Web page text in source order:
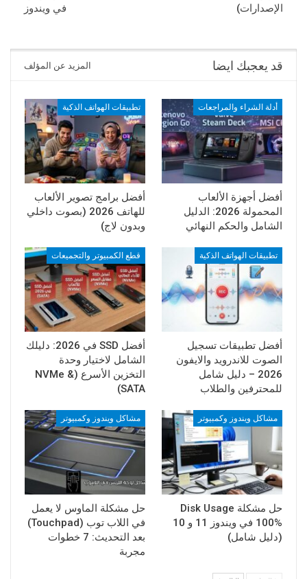
الشامل والحكم النهائي
تطبيقات الهواتف الذكية
أفضل تطبيقات تسجيل
الصوت للاندرويد والايفون
2026 – دليل شامل
للمحترفين والطلاب
قطع الكمبيوتر والتجميعات
أفضل SSD في 2026: دليلك
الشامل لاختيار وحدة
التخزين الأسرع (NVMe &
SATA)
مشاكل ويندوز وكمبيوتر
حل مشكلة Disk Usage
100% في ويندوز 11 و 10
(دليل شامل)
مشاكل ويندوز وكمبيوتر
حل مشكلة الماوس لا يعمل
بعد التحديث: 7 خطوات
مجربة
السابق التالي
تعليق 1
مجهود رائع والف شكر فعلا ……………..ز انا بشتغل من زمان فى